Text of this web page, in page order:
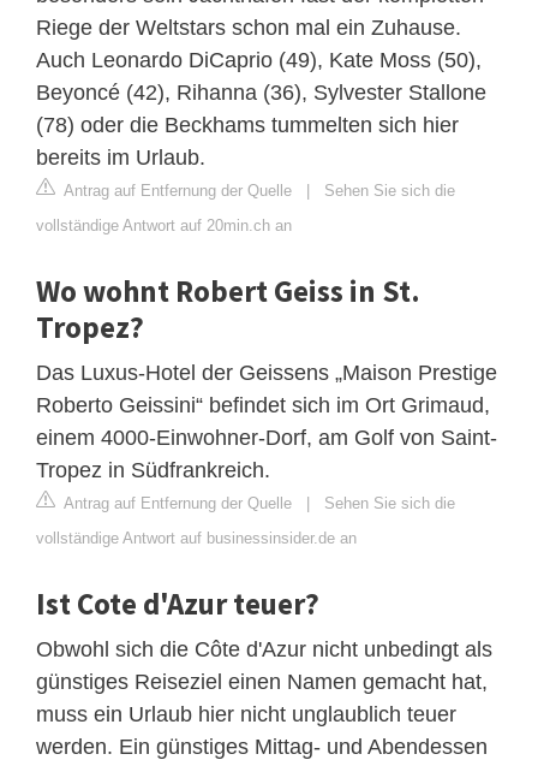
Riege der Weltstars schon mal ein Zuhause.
Auch Leonardo DiCaprio (49), Kate Moss (50),
Beyoncé (42), Rihanna (36), Sylvester Stallone
(78) oder die Beckhams tummelten sich hier
bereits im Urlaub.
Antrag auf Entfernung der Quelle | Sehen Sie sich die
vollständige Antwort auf 20min.ch an
Wo wohnt Robert Geiss in St.
Tropez?
Das Luxus-Hotel der Geissens „Maison Prestige
Roberto Geissini“ befindet sich im Ort Grimaud,
einem 4000-Einwohner-Dorf, am Golf von Saint-
Tropez in Südfrankreich.
Antrag auf Entfernung der Quelle | Sehen Sie sich die
vollständige Antwort auf businessinsider.de an
Ist Cote d'Azur teuer?
Obwohl sich die Côte d'Azur nicht unbedingt als
günstiges Reiseziel einen Namen gemacht hat,
muss ein Urlaub hier nicht unglaublich teuer
werden. Ein günstiges Mittag- und Abendessen